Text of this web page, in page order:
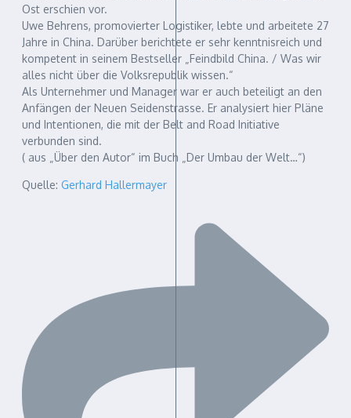
Ost erschien vor.
Uwe Behrens, promovierter Logistiker, lebte und arbeitete 27
Jahre in China. Darüber berichtete er sehr kenntnisreich und
kompetent in seinem Bestseller „Feindbild China. / Was wir
alles nicht über die Volksrepublik wissen.“
Als Unternehmer und Manager war er auch beteiligt an den
Anfängen der Neuen Seidenstrasse. Er analysiert hier Pläne
und Intentionen, die mit der Belt and Road Initiative
verbunden sind.
( aus „Über den Autor“ im Buch „Der Umbau der Welt…“)
Quelle: Gerhard Hallermayer